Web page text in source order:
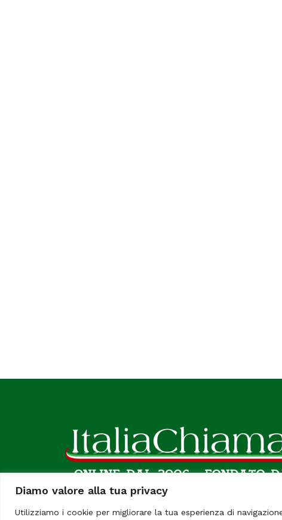
Diamo valore alla tua privacy
Utilizziamo i cookie per migliorare la tua esperienza di